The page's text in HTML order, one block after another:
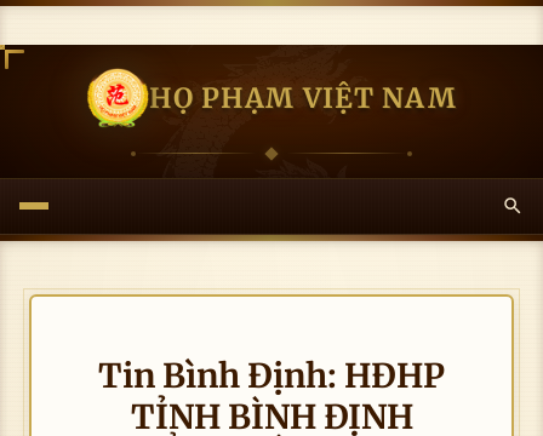
HỌ PHẠM VIỆT NAM
Tin Bình Định: HĐHP
TỈNH BÌNH ĐỊNH